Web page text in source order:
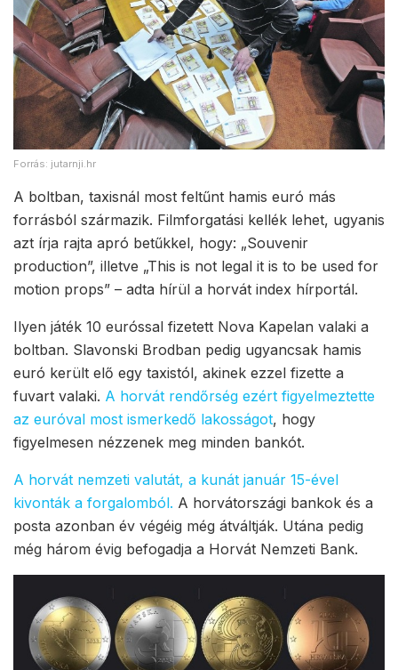
Forrás: jutarnji.hr
A boltban, taxisnál most feltűnt hamis euró más
forrásból származik. Filmforgatási kellék lehet, ugyanis
azt írja rajta apró betűkkel, hogy: „Souvenir
production”, illetve „This is not legal it is to be used for
motion props” – adta hírül a horvát index hírportál.
Ilyen játék 10 euróssal fizetett Nova Kapelan valaki a
boltban. Slavonski Brodban pedig ugyancsak hamis
euró került elő egy taxistól, akinek ezzel fizette a
fuvart valaki. A horvát rendőrség ezért figyelmeztette
az euróval most ismerkedő lakosságot, hogy
figyelmesen nézzenek meg minden bankót.
A horvát nemzeti valutát, a kunát január 15-ével
kivonták a forgalomból. A horvátországi bankok és a
posta azonban év végéig még átváltják. Utána pedig
még három évig befogadja a Horvát Nemzeti Bank.